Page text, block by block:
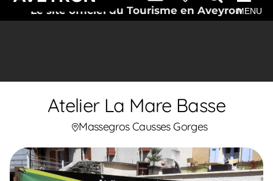
Le site officiel du Tourisme en AveyronMENU
Atelier La Mare Basse
Massegros Causses Gorges